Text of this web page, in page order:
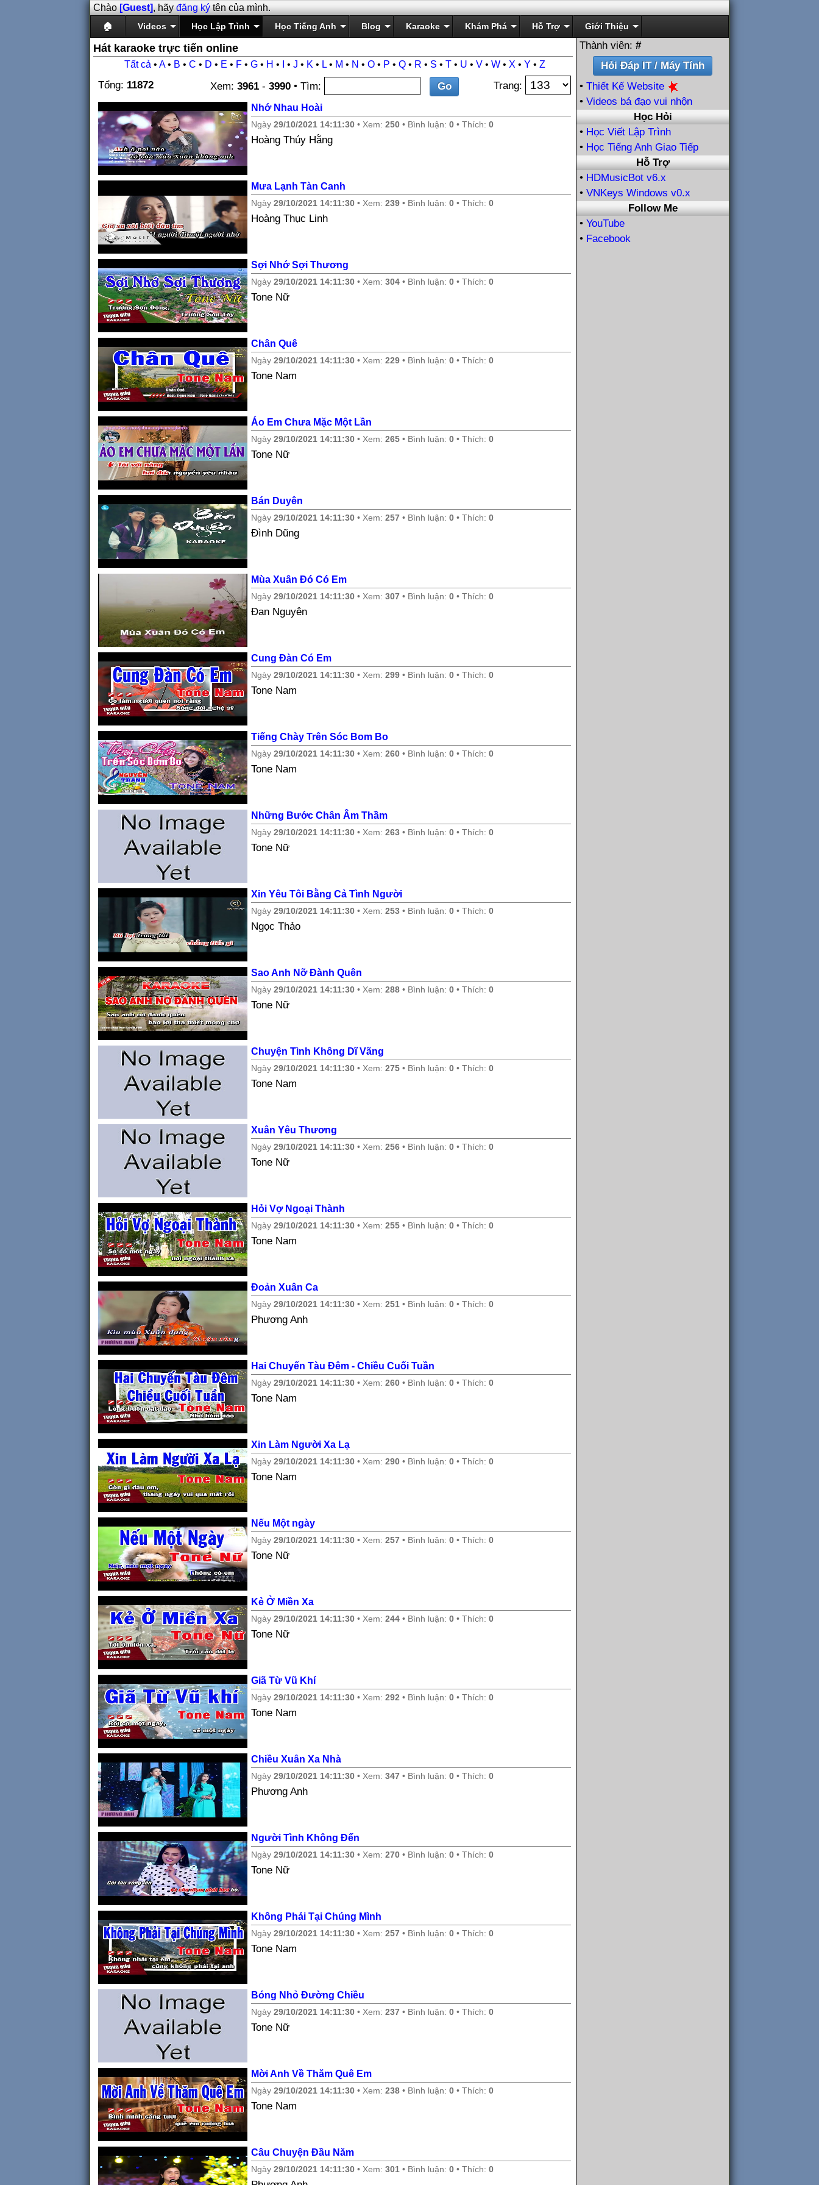
Chào[Guest], hãyđăng kýtên của mình.
🏠 Videos Học Lập Trình Học Tiếng Anh Blog Karaoke Khám Phá Hỗ Trợ Giới Thiệu
Hát karaoke trực tiến online
Tất cả • A• B • C • D • E • F• G• H • • J • K • L• M • N • O• P • Q• R • S • T• U • V• W• X • Y • Z
Tổng: 11872 Xem: 3961- 3990• Tìm: Trang:
Nhớ Nhau Hoài
Ngày 29/10/2021 14:11:30 • Xem: 250 • Bình luận: 0 • Thích: 0
Hoàng Thúy Hằng
Mưa Lạnh Tàn Canh
Ngày 29/10/2021 14:11:30 • Xem: 239 • Bình luận: 0 • Thích: 0
Hoàng Thục Linh
Sợi Nhớ Sợi Thương
Ngày 29/10/2021 14:11:30 • Xem: 304 • Bình luận: 0 • Thích: 0
Tone Nữ
Chân Quê
Ngày 29/10/2021 14:11:30 • Xem: 229 • Bình luận: 0 • Thích: 0
Tone Nam
Áo Em Chưa Mặc Một Lần
Ngày 29/10/2021 14:11:30 • Xem: 265 • Bình luận: 0 • Thích: 0
Tone Nữ
Bán Duyên
Ngày 29/10/2021 14:11:30 • Xem: 257 • Bình luận: 0 • Thích: 0
Đình Dũng
Mùa Xuân Đó Có Em
Ngày 29/10/2021 14:11:30 • Xem: 307 • Bình luận: 0 • Thích: 0
Đan Nguyên
Cung Đàn Có Em
Ngày 29/10/2021 14:11:30 • Xem: 299 • Bình luận: 0 • Thích: 0
Tone Nam
Tiếng Chày Trên Sóc Bom Bo
Ngày 29/10/2021 14:11:30 • Xem: 260 • Bình luận: 0 • Thích: 0
Tone Nam
Những Bước Chân Âm Thầm
Ngày 29/10/2021 14:11:30 • Xem: 263 • Bình luận: 0 • Thích: 0
Tone Nữ
Xin Yêu Tôi Bằng Cả Tình Người
Ngày 29/10/2021 14:11:30 • Xem: 253 • Bình luận: 0 • Thích: 0
Ngọc Thảo
Sao Anh Nỡ Đành Quên
Ngày 29/10/2021 14:11:30 • Xem: 288 • Bình luận: 0 • Thích: 0
Tone Nữ
Chuyện Tình Không Dĩ Vãng
Ngày 29/10/2021 14:11:30 • Xem: 275 • Bình luận: 0 • Thích: 0
Tone Nam
Xuân Yêu Thương
Ngày 29/10/2021 14:11:30 • Xem: 256 • Bình luận: 0 • Thích: 0
Tone Nữ
Hỏi Vợ Ngoại Thành
Ngày 29/10/2021 14:11:30 • Xem: 255 • Bình luận: 0 • Thích: 0
Tone Nam
Đoản Xuân Ca
Ngày 29/10/2021 14:11:30 • Xem: 251 • Bình luận: 0 • Thích: 0
Phương Anh
Hai Chuyến Tàu Đêm - Chiều Cuối Tuần
Ngày 29/10/2021 14:11:30 • Xem: 260 • Bình luận: 0 • Thích: 0
Tone Nam
Xin Làm Người Xa Lạ
Ngày 29/10/2021 14:11:30 • Xem: 290 • Bình luận: 0 • Thích: 0
Tone Nam
Nếu Một ngày
Ngày 29/10/2021 14:11:30 • Xem: 257 • Bình luận: 0 • Thích: 0
Tone Nữ
Kẻ Ở Miền Xa
Ngày 29/10/2021 14:11:30 • Xem: 244 • Bình luận: 0 • Thích: 0
Tone Nữ
Giã Từ Vũ Khí
Ngày 29/10/2021 14:11:30 • Xem: 292 • Bình luận: 0 • Thích: 0
Tone Nam
Chiều Xuân Xa Nhà
Ngày 29/10/2021 14:11:30 • Xem: 347 • Bình luận: 0 • Thích: 0
Phương Anh
Người Tình Không Đến
Ngày 29/10/2021 14:11:30 • Xem: 270 • Bình luận: 0 • Thích: 0
Tone Nữ
Không Phải Tại Chúng Mình
Ngày 29/10/2021 14:11:30 • Xem: 257 • Bình luận: 0 • Thích: 0
Tone Nam
Bóng Nhỏ Đường Chiều
Ngày 29/10/2021 14:11:30 • Xem: 237 • Bình luận: 0 • Thích: 0
Tone Nữ
Mời Anh Về Thăm Quê Em
Ngày 29/10/2021 14:11:30 • Xem: 238 • Bình luận: 0 • Thích: 0
Tone Nam
Câu Chuyện Đầu Năm
Ngày 29/10/2021 14:11:30 • Xem: 301 • Bình luận: 0 • Thích: 0
Thành viên: #
• Thiết Kế Website
• Videos bá đạo vui nhộn
Học Hỏi
• Học Viết Lập Trình
• Học Tiếng Anh Giao Tiếp
Hỗ Trợ
• HDMusicBot v6.x
• VNKeys Windows v0.x
Follow Me
• YouTube
• Facebook